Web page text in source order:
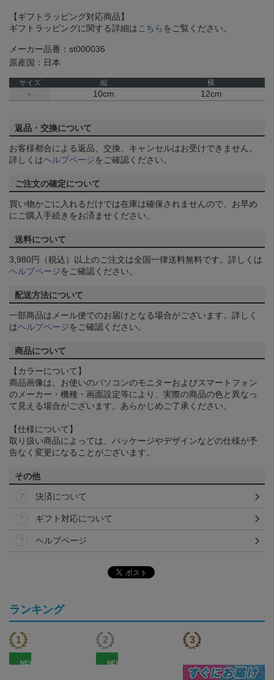
【ギフトラッピング対応商品】
ギフトラッピングに関する詳細は こちら をご覧ください。
メーカー品番：st000036
原産国：日本
サイズ 縦 横
- 10cm 12cm
返品・交換について
お客様都合による返品、交換、キャンセルはお受けできません。
詳しくはヘルプページをご確認ください。
ご注文の確定について
買い物かごに入れるだけでは在庫は確保されませんので、お早め
にご購入手続きをお済ませください。
送料について
3,980円（税込）以上のご注文は全国一律送料無料です。詳しくは
ヘルプページをご確認ください。
配送方法について
一部商品はメール便でのお届けとなる場合がございます。詳しく
はヘルプページをご確認ください。
商品について
【カラーについて】
商品画像は、お使いのパソコンのモニターおよびスマートフォン
のメーカー・機種・画面設定等により、実際の商品の色と異なっ
て見える場合がございます。あらかじめご了承ください。
【仕様について】
取り扱い商品によっては、パッケージやデザインなどの仕様が予
告なく変更になることがございます。
その他
決済について
ギフト対応について
ヘルプページ
ランキング
NEW NEW